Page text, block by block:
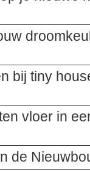
bij tiny
vloer in
de